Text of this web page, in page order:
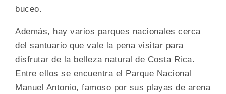
buceo.
Además, hay varios parques nacionales cerca
del santuario que vale la pena visitar para
disfrutar de la belleza natural de Costa Rica.
Entre ellos se encuentra el Parque Nacional
Manuel Antonio, famoso por sus playas de arena